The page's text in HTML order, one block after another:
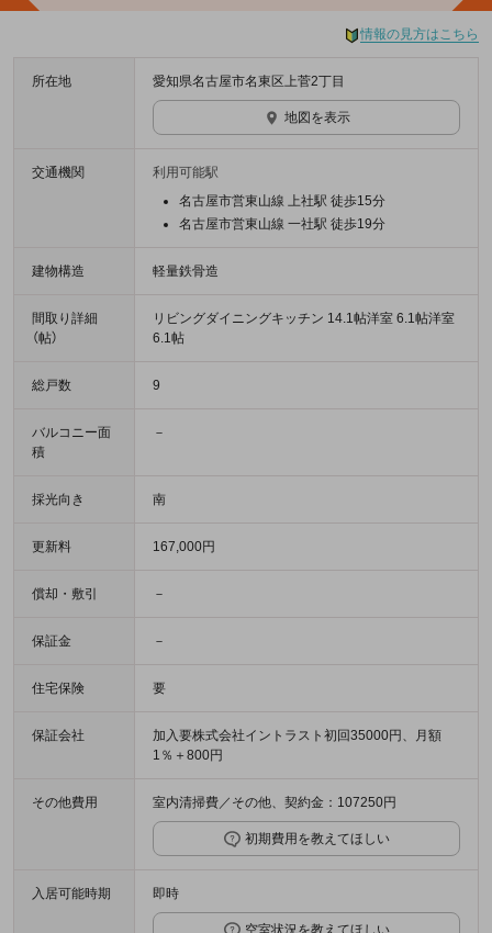
情報の見方はこちら
所在地 愛知県名古屋市名東区上菅2丁目
地図を表示
交通機関
利用可能駅
名古屋市営東山線 上社駅 徒歩15分
名古屋市営東山線 一社駅 徒歩19分
建物構造 軽量鉄骨造
間取り詳細
（帖）
リビングダイニングキッチン 14.1帖洋室 6.1帖洋室
6.1帖
総戸数 9
バルコニー面
積
－
採光向き 南
更新料 167,000円
償却・敷引 －
保証金 －
住宅保険 要
保証会社
加入要株式会社イントラスト初回35000円、月額
1％＋800円
その他費用 室内清掃費／その他、契約金：107250円
初期費用を教えてほしい
入居可能時期 即時